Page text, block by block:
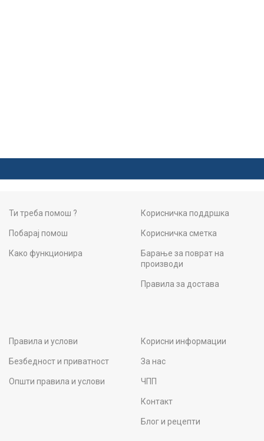
Ти треба помош ?
Побарај помош
Како функционира
Корисничка поддршка
Корисничка сметка
Барање за поврат на
производи
Правила за достава
Правила и услови
Безбедност и приватност
Општи правила и услови
Корисни информации
За нас
ЧПП
Контакт
Блог и рецепти